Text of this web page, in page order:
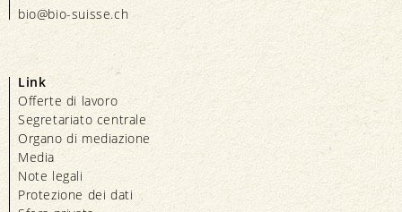
bio@bio-suisse.ch
Link
Offerte di lavoro
Segretariato centrale
Organo di mediazione
Media
Note legali
Protezione dei dati